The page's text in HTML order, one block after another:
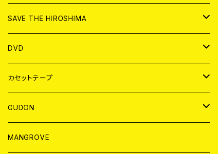
ANALOG
CD
ANALOG
SAVE THE HIROSHIMA
アパレル
BADGE
DVD
JAPAN
WORLD
カセットテープ
JAPAN
WORLD
GUDON
アパレル
MANGROVE